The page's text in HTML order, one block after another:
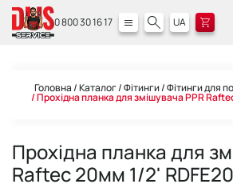
0 800 30 16 17 UA
Головна Каталог Фітинги Фітинги для
Прохідна планка для змішувача PPR
Прохідна планка для
Raftec 20мм 1/2'